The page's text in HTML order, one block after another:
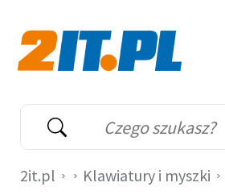
Wyszukiwarka
Słowo kluczowe
2it.pl Klawiatury i myszki